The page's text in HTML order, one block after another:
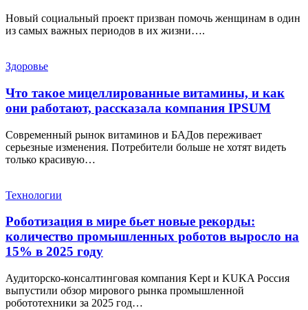
Новый социальный проект призван помочь женщинам в один
из самых важных периодов в их жизни….
Здоровье
Что такое мицеллированные витамины, и как
они работают, рассказала компания IPSUM
Современный рынок витаминов и БАДов переживает
серьезные изменения. Потребители больше не хотят видеть
только красивую…
Технологии
Роботизация в мире бьет новые рекорды:
количество промышленных роботов выросло на
15% в 2025 году
Аудиторско-консалтинговая компания Kept и KUKA Россия
выпустили обзор мирового рынка промышленной
робототехники за 2025 год…